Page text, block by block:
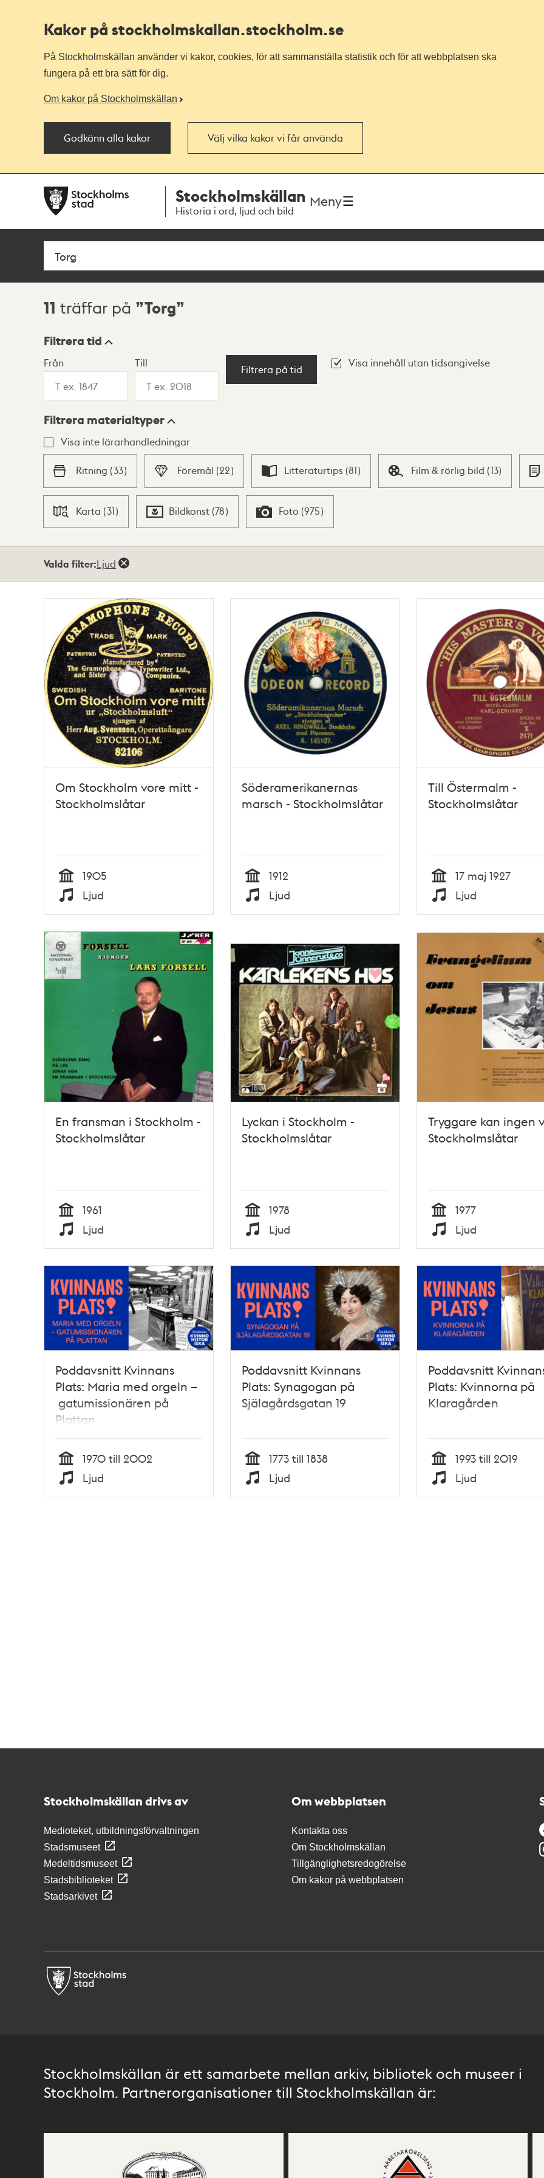
Kakor på stockholmskallan.stockholm.se
På Stockholmskällan använder vi kakor, cookies, för att sammanställa statistik och för att webbplatsen ska
fungera på ett bra sätt för dig.
Om kakor på Stockholmskällan
Godkänn alla kakor Välj vilka kakor vi får använda
navigationen
huvudinnehållet
Stockholmskällan
Historia i ord, ljud och bild
Meny
Sök
Sökresultat
11 träffar på Torg
Visningsläge
Lista Karta
Filtrera tid
Från Till
Filtrera på tid
Visa innehåll utan tidsangivelse
Filtrera materialtyper
Visa inte lärarhandledningar
Ritning (33) Föremål (22) Litteraturtips (81) Film & rörlig bild (13)
Karta (31) Bildkonst (78) Foto (975)
Valda filter:Ljud
Om Stockholm vore mitt -
Stockholmslåtar
Tid
1905
Typ
Ljud
Söderamerikanernas
marsch - Stockholmslåtar
Tid
1912
Typ
Ljud
Till Östermalm -
Stockholmslåtar
Tid
17 maj 1927
Typ
Ljud
En fransman i Stockholm -
Stockholmslåtar
Tid
1961
Typ
Ljud
Lyckan i Stockholm -
Stockholmslåtar
Tid
1978
Typ
Ljud
Tryggare kan ingen
Stockholmslåtar
Tid
1977
Typ
Ljud
Poddavsnitt Kvinnans
Plats: Maria med orgeln –
gatumissionären på
Plattan
Tid
1970 till 2002
Typ
Ljud
Poddavsnitt Kvinnans
Plats: Synagogan på
Själagårdsgatan 19
Tid
1773 till 1838
Typ
Ljud
Poddavsnitt
Plats: Kvinnorna på
Klaragården
Tid
1993 till 2019
Typ
Ljud
Stockholmskällan drivs av
Medioteket, utbildningsförvaltningen
Stadsmuseet
Medeltidsmuseet
Stadsbiblioteket
Stadsarkivet
Om webbplatsen
Kontakta oss
Om Stockholmskällan
Tillgänglighetsredogörelse
Om kakor på webbplatsen
Stockholmskällan är ett samarbete mellan arkiv, bibliotek och museer i
Stockholm. Partnerorganisationer till Stockholmskällan är: